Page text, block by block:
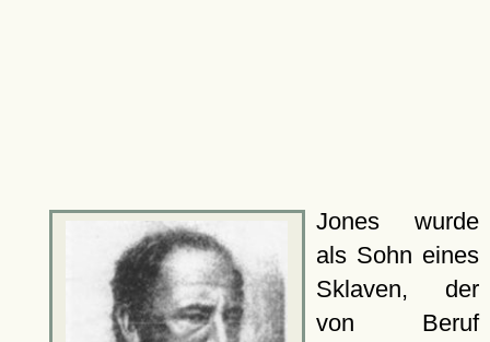
Jones wurde
als Sohn eines
Sklaven, der
von Beruf